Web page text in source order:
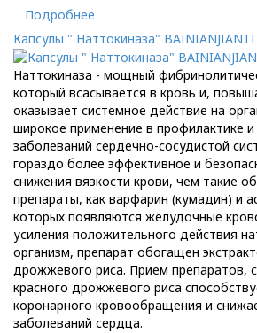
Подробнее
Капсулы " Наттокиназа" BAINIANJIANTI
Наттокиназа - мощный
который всасывается в кровь и,
оказывает системное действие на
широкое применение в профилактике и
заболеваний сердечно-сосудистой
гораздо более эффективное и
снижения вязкости крови, чем такие
препараты, как варфарин (кумадин) и
которых появляются желудочные
усиления положительного действия
организм, препарат обогащен
дрожжевого риса. Прием препаратов,
красного дрожжевого риса
коронарного кровообращения и
заболеваний сердца.